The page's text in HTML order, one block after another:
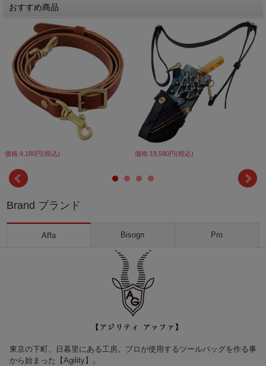
おすすめ商品
価格:4,180円(税込) 価格:19,580円(税込)
Brand ブランド
Affa Bisogn Pro
東京の下町、日暮里にある工房。プロが使用するツールバッグを作る事
から始まった【Agility】。